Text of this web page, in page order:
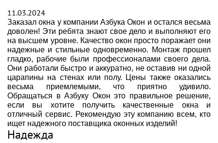
11.03.2024
Заказал окна у компании Азбука Окон и остался весьма
доволен! Эти ребята знают свое дело и выполняют его
на высшем уровне. Качество окон просто поражает они
надежные и стильные одновременно. Монтаж прошел
гладко, рабочие были профессионалами своего дела.
Они работали быстро и аккуратно, не оставив ни одной
царапины на стенах или полу. Цены также оказались
весьма приемлемыми, что приятно удивило.
Обращаться в Азбуку Окон это правильное решение,
если вы хотите получить качественные окна и
отличный сервис. Рекомендую эту компанию всем, кто
ищет надежного поставщика оконных изделий!
Надежда